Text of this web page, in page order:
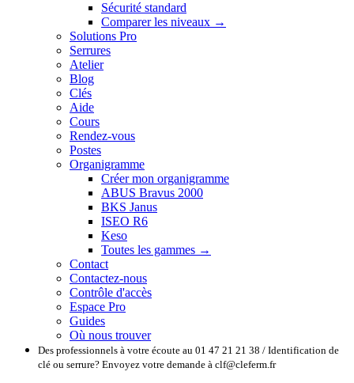
Sécurité standard
Comparer les niveaux →
Solutions Pro
Serrures
Atelier
Blog
Clés
Aide
Cours
Rendez-vous
Postes
Organigramme
Créer mon organigramme
ABUS Bravus 2000
BKS Janus
ISEO R6
Keso
Toutes les gammes →
Contact
Contactez-nous
Contrôle d'accès
Espace Pro
Guides
Où nous trouver
Des professionnels à votre écoute au 01 47 21 21 38 / Identification de
clé ou serrure? Envoyez votre demande à clf@cleferm.fr